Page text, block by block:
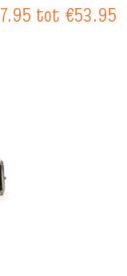
tot €53.95